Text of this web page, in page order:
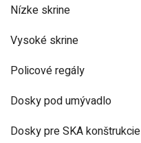
Nízke skrine
Vysoké skrine
Policové regály
Dosky pod umývadlo
Dosky pre SKA konštrukcie